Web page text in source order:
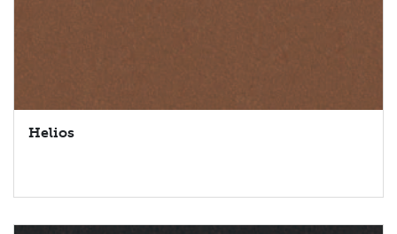
Helios